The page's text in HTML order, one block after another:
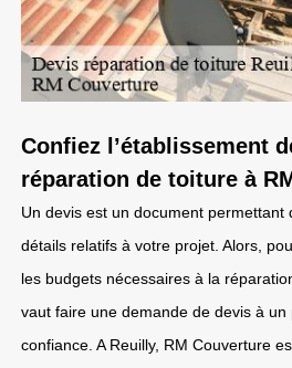
Confiez l’établissement
réparation de toiture à
Un devis est un document permettant
détails relatifs à votre projet. Alors,
les budgets nécessaires à la
vaut faire une demande de devis à un
confiance. A Reuilly, RM Couverture